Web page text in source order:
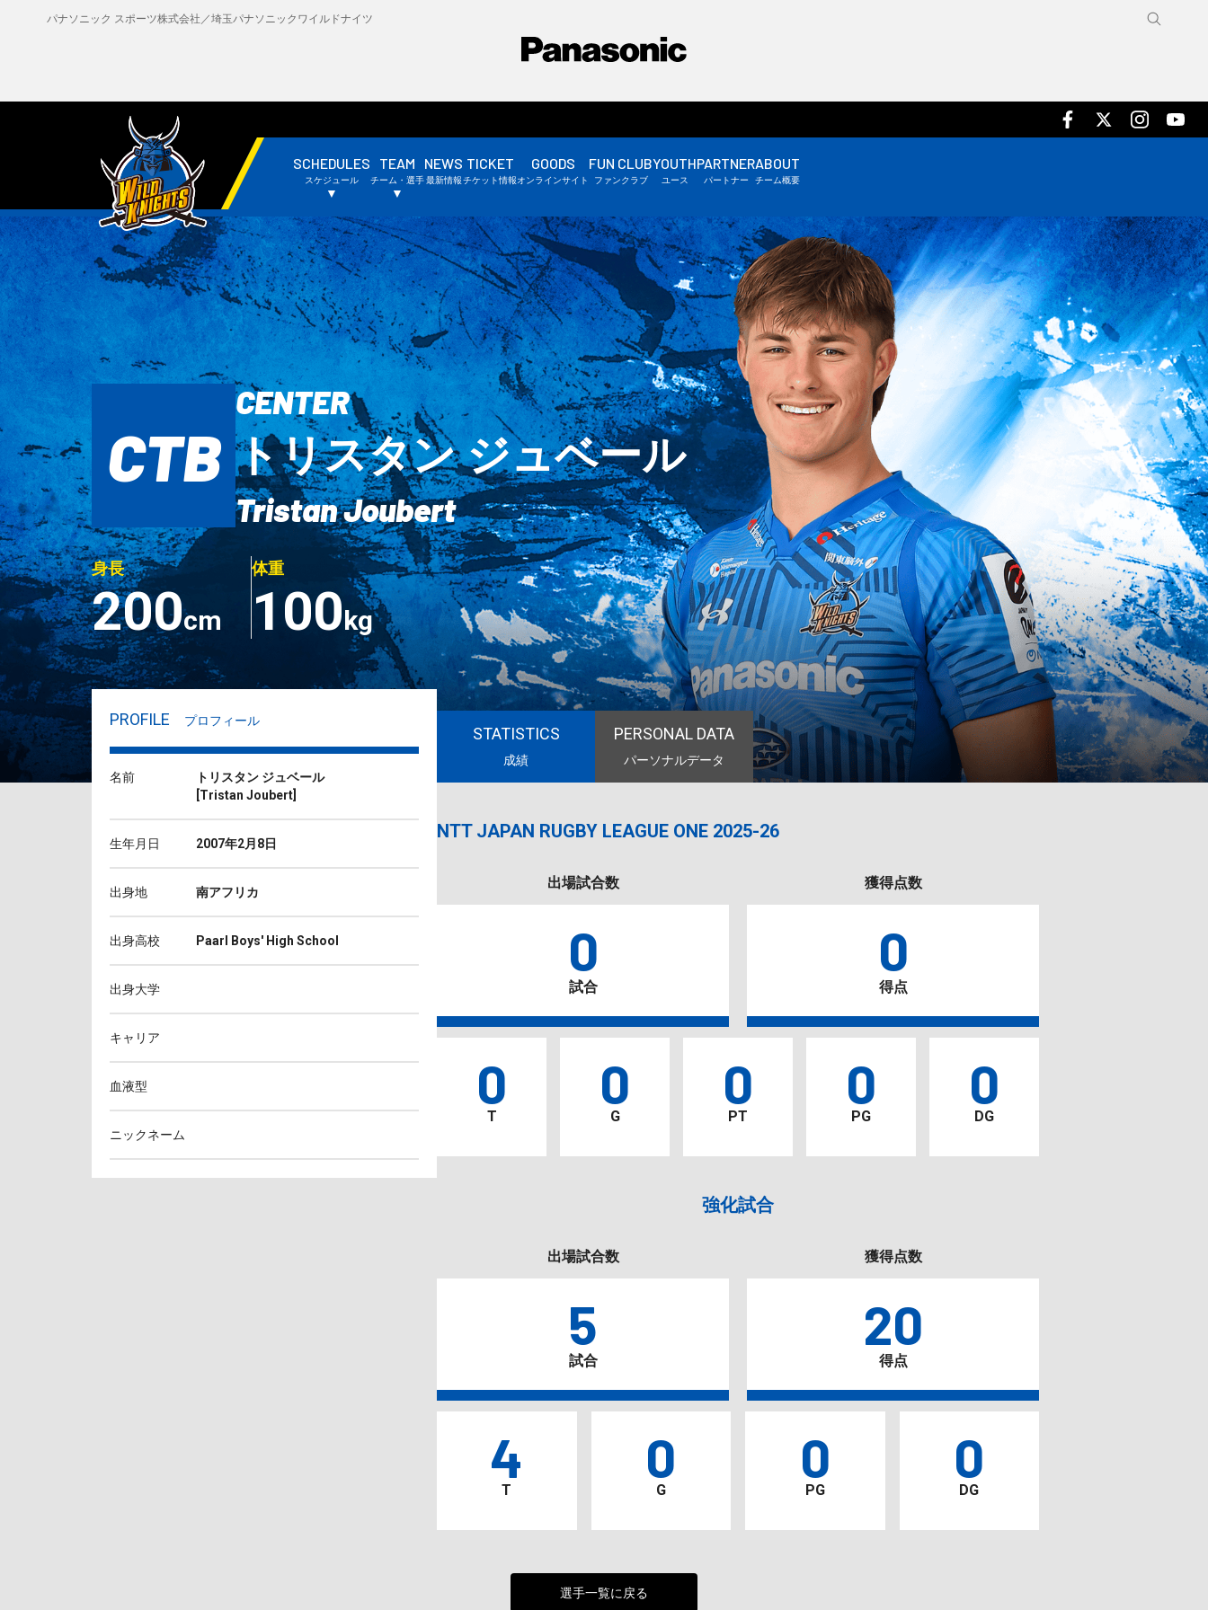
パナソニック スポーツ株式会社／埼玉パナソニックワイルドナイツ
SCHEDULES
スケジュール
▼
TEAM
チーム・選手
▼
NEWS
最新情報
TICKET
チケット情報
GOODS
オンラインサイト
FUN CLUB
ファンクラブ
YOUTH
ユース
PARTNER
パートナー
ABOUT
チーム概要
・試合日程・結果
・チームスケジュール
・選手情報
・スタッフ情報
CTB
CENTER
トリスタン ジュベール
Tristan Joubert
身長
200cm
体重
100kg
PROFILE プロフィール
名前
トリスタン ジュベール
Tristan Joubert
生年月日 2007年2月8日
出身地 南アフリカ
出身高校 Paarl Boys' High School
出身大学
キャリア
血液型
ニックネーム
STATISTICS
成績
PERSONAL DATA
パーソナルデータ
NTT JAPAN RUGBY LEAGUE ONE 2025-26
出場試合数
0
試合
獲得点数
0
得点
0
T
0
G
0
PT
0
PG
0
DG
強化試合
出場試合数
5
試合
獲得点数
20
得点
4
T
0
G
0
PG
0
DG
選手一覧に戻る